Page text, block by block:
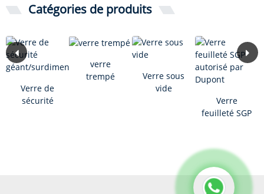
Catégories de produits
Verre de
sécurité
verre
trempé
Verre sous
vide
Verre
feuilleté SGP